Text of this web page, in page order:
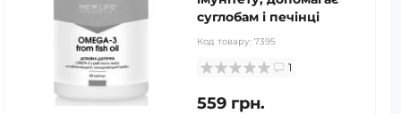
суглобам і печінці
Код товару: 7395
1
559 грн.